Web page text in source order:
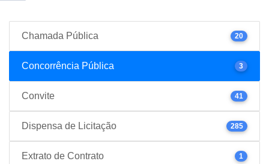
Chamada Pública 20
Concorrência Pública 3
Convite 41
Dispensa de Licitação 285
Extrato de Contrato 1